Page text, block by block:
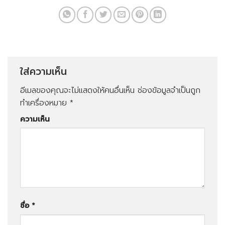
ใส่ความเห็น
อีเมลของคุณจะไม่แสดงให้คนอื่นเห็น ช่องข้อมูลจำเป็นถูก
ทำเครื่องหมาย *
ความเห็น
ชื่อ *